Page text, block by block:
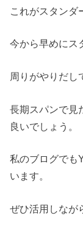
これがスタンダ
今から早めにス
周りがやりだし
長期スパンで見
良いでしょう。
私のブログでも
います。
ぜひ活用しなが